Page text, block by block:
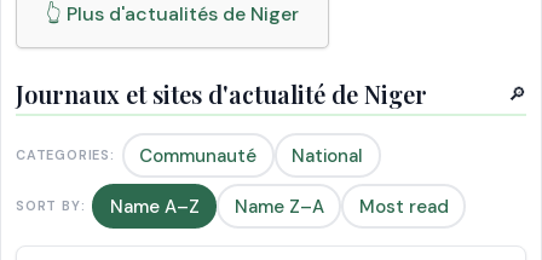
👆 Plus d'actualités de Niger
Journaux et sites d'actualité de Niger 🔎
CATEGORIES: Communauté National
SORT BY: Name A–Z Name Z–A Most read